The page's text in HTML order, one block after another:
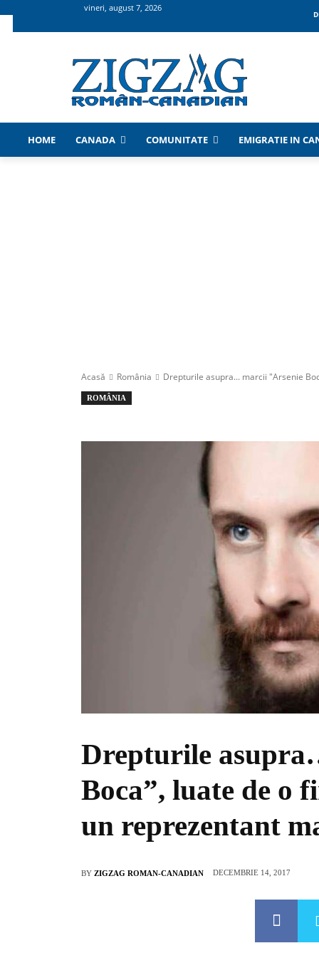
vineri, august 7, 2026
HOME CANADA COMUNITATE EMIGRATIE IN
Acasă România Drepturile asupra... marcii "Arsenie
ROMÂNIA
Drepturile
Boca”, luate de o
un reprezentant
BY ZIGZAG ROMAN-CANADIAN DECEMBRIE 14, 2017